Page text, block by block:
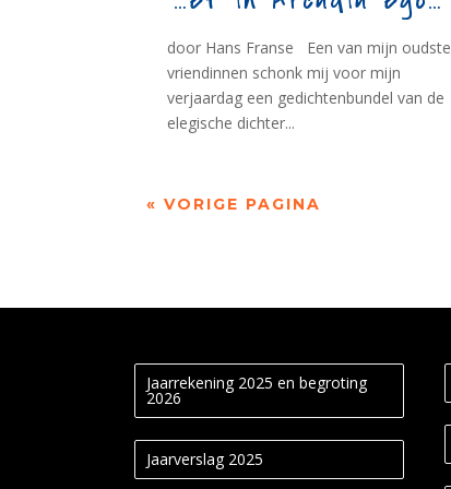
door Hans Franse Een van mijn oudste
vriendinnen schonk mij voor mijn
verjaardag een gedichtenbundel van de
elegische dichter...
« VORIGE PAGINA
Jaarrekening 2025 en begroting
2026
Jaarverslag 2025